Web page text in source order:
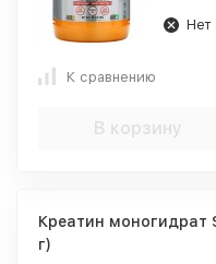
Нет
К сравнению
В корзину
Креатин
г)